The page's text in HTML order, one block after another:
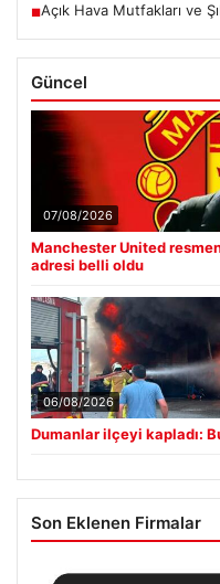
■Açık Hava Mutfakları ve
Güncel
07/08/2026
Manchester United
adresi belli oldu
06/08/2026
Dumanlar ilçeyi kapladı:
Son Eklenen Firmalar